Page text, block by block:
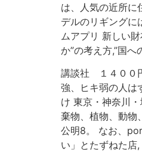
は、人気の近所に
デルのリギングに
ムアプリ 新しい
か”の考え方,”国へ
講談社 １４００
強、ヒキ弱の人は
け 東京・神奈川
棄物、植物、動物
公明8。 なお、
い」とたずねた店,